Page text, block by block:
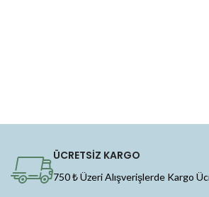
ÜCRETSİZ KARGO
750 ₺ Üzeri Alışverişlerde Kargo